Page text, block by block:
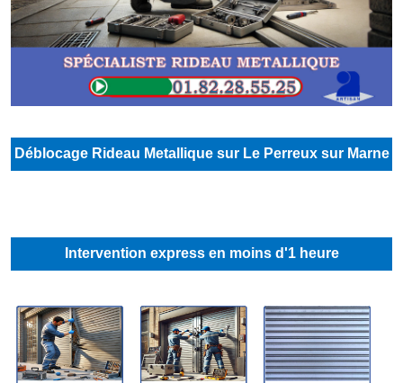
Déblocage Rideau Metallique sur Le Perreux sur Marne
Intervention express en moins d'1 heure